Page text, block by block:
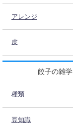
アレンジ
皮
餃子の雑学
種類
豆知識